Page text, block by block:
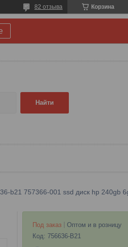
Корзина
82 отзыва
Найти
Под заказ
Оптом и в розницу
Код: 756636-B21